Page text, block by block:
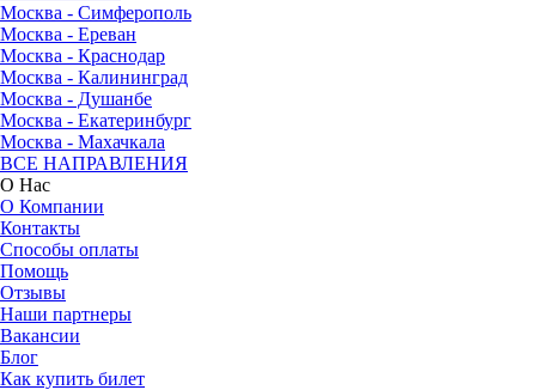
Москва - Симферополь
Москва - Ереван
Москва - Краснодар
Москва - Калининград
Москва - Душанбе
Москва - Екатеринбург
Москва - Махачкала
ВСЕ НАПРАВЛЕНИЯ
О Нас
О Компании
Контакты
Способы оплаты
Помощь
Отзывы
Наши партнеры
Вакансии
Блог
Как купить билет